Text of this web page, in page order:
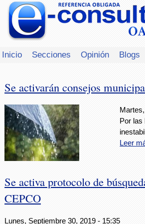
Inicio Secciones Opinión Blogs
Se activarán consejos
Por las
Leer
Se activa protocolo de
CEPCO
Lunes, Septiembre 30, 2019 - 15:35